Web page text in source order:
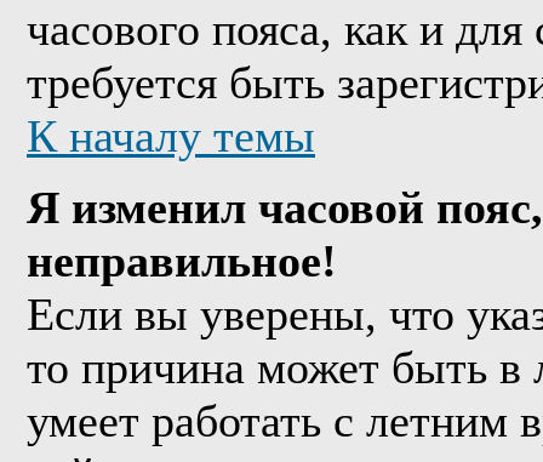
часового пояса, как и
требуется быть
К началу темы
Я изменил часовой
неправильное!
Если вы уверены, что
то причина может быть
умеет работать с летним